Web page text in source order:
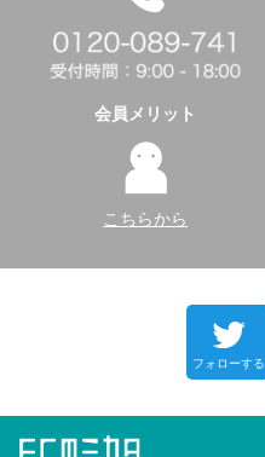
会員メリット
こちらから
フォローする